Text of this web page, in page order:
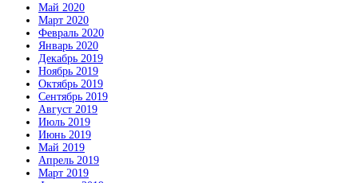
Май 2020
Март 2020
Февраль 2020
Январь 2020
Декабрь 2019
Ноябрь 2019
Октябрь 2019
Сентябрь 2019
Август 2019
Июль 2019
Июнь 2019
Май 2019
Апрель 2019
Март 2019